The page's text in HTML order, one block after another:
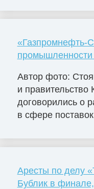
«Газпромнефть-
промышленности
Автор фото:
и правительство
договорились о
в сфере
Аресты по делу
Бублик в